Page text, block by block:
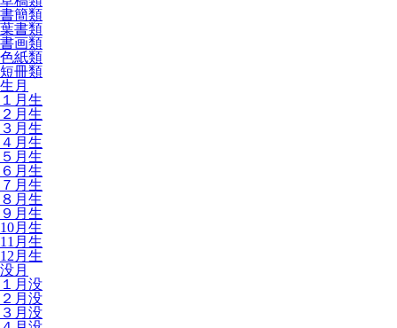
書簡類
葉書類
書画類
色紙類
短冊類
生月
１月生
２月生
３月生
４月生
５月生
６月生
７月生
８月生
９月生
10月生
11月生
12月生
没月
１月没
２月没
３月没